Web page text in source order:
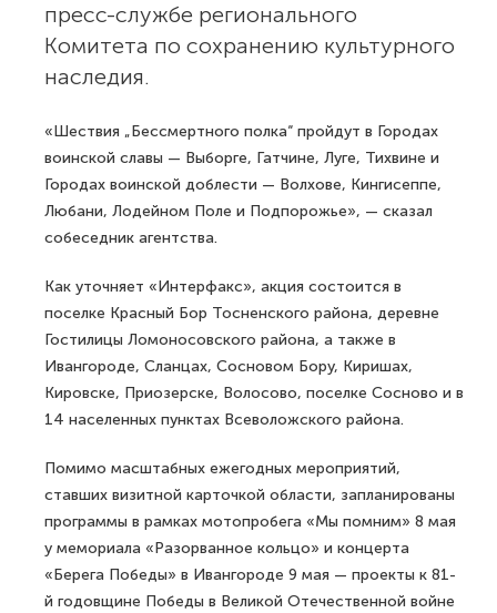
пресс-службе регионального
Комитета по сохранению культурного
наследия.
«Шествия „Бессмертного полка“ пройдут в Городах
воинской славы — Выборге, Гатчине, Луге, Тихвине и
Городах воинской доблести — Волхове, Кингисеппе,
Любани, Лодейном Поле и Подпорожье», — сказал
собеседник агентства.
Как уточняет «Интерфакс», акция состоится в
поселке Красный Бор Тосненского района, деревне
Гостилицы Ломоносовского района, а также в
Ивангороде, Сланцах, Сосновом Бору, Киришах,
Кировске, Приозерске, Волосово, поселке Сосново и в
14 населенных пунктах Всеволожского района.
Помимо масштабных ежегодных мероприятий,
ставших визитной карточкой области, запланированы
программы в рамках мотопробега «Мы помним» 8 мая
у мемориала «Разорванное кольцо» и концерта
«Берега Победы» в Ивангороде 9 мая — проекты к 81-
й годовщине Победы в Великой Отечественной войне